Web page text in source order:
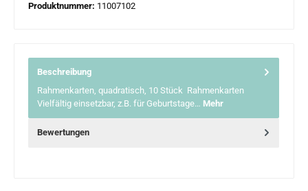
Produktnummer: 11007102
Beschreibung
Rahmenkarten, quadratisch, 10 Stück Rahmenkarten
Vielfältig einsetzbar, z.B. für Geburtstage… Mehr
Bewertungen